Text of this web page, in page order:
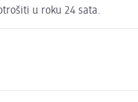
u roku 24 sata.